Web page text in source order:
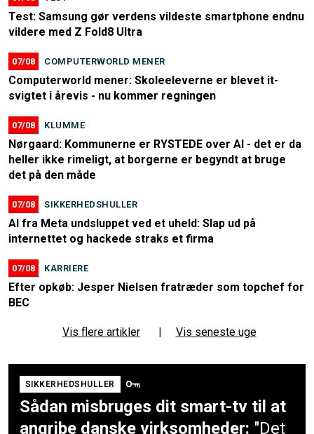
Test: Samsung gør verdens vildeste smartphone endnu
vildere med Z Fold8 Ultra
07/08 COMPUTERWORLD MENER
Computerworld mener: Skoleeleverne er blevet it-
svigtet i årevis - nu kommer regningen
07/08 KLUMME
Nørgaard: Kommunerne er RYSTEDE over AI - det er da
heller ikke rimeligt, at borgerne er begyndt at bruge
det på den måde
07/08 SIKKERHEDSHULLER
AI fra Meta undsluppet ved et uheld: Slap ud på
internettet og hackede straks et firma
07/08 KARRIERE
Efter opkøb: Jesper Nielsen fratræder som topchef for
BEC
Vis flere artikler | Vis seneste uge
SIKKERHEDSHULLER
Sådan misbruges dit smart-tv til at
angribe danske virksomheder: "Det